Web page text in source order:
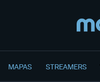
MAPAS STREAMERS